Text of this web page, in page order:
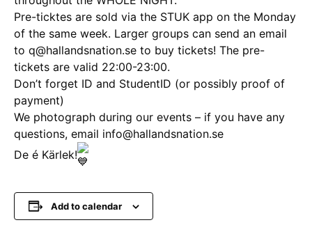
Pre-ticktes are sold via the STUK app on the Monday
of the same week. Larger groups can send an email
to q@hallandsnation.se to buy tickets! The pre-
tickets are valid 22:00-23:00.
Don’t forget ID and StudentID (or possibly proof of
payment)
We photograph during our events – if you have any
questions, email info@hallandsnation.se
De é Kärlek!
Add to calendar